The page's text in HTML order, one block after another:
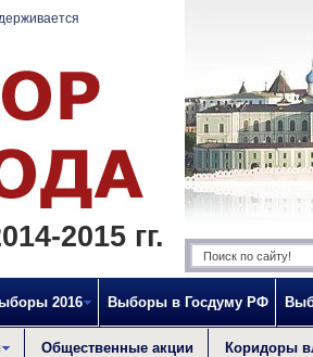
2015 гг.
2016 Выборы в Госдуму РФ
Общественные акции Коридоры